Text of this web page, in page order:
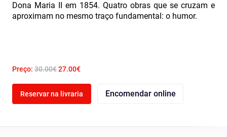
Dona Maria II em 1854. Quatro obras que se cruzam e
aproximam no mesmo traço fundamental: o humor.
Preço: 30.00€27.00€
Reservar na livraria Encomendar online